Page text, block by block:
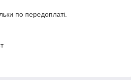
по передоплаті.